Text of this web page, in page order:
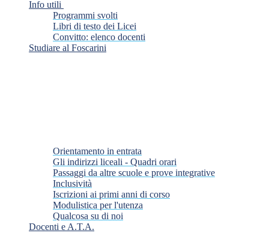
Info utili
Programmi svolti
Libri di testo dei Licei
Convitto: elenco docenti
Studiare al Foscarini
Orientamento in entrata
Gli indirizzi liceali - Quadri orari
Passaggi da altre scuole e prove integrative
Inclusività
Iscrizioni ai primi anni di corso
Modulistica per l'utenza
Qualcosa su di noi
Docenti e A.T.A.